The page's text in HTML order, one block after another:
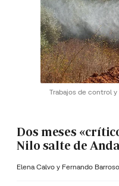
Trabajos de control
Dos meses
Nilo salte de
Elena Calvo y Fernando